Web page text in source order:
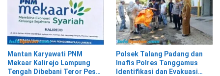
Mantan Karyawati PNM
Mekaar Kalirejo Lampung
Tengah Dibebani Teror Pesan
Polsek Talang Padang dan
Inafis Polres Tanggamus
Identifikasi dan Evakuasi